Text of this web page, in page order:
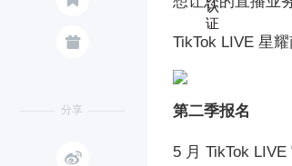

分享

TikTok LIVE 星
第二季报名
5 月 TikTok